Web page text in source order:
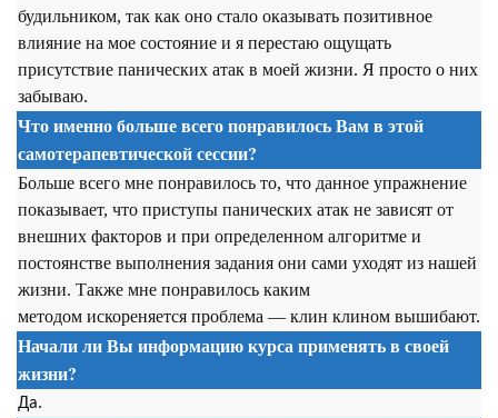
будильником, так как оно стало оказывать позитивное
влияние на мое состояние и я перестаю ощущать
присутствие панических атак в моей жизни. Я просто о них
забываю.
Что именно больше всего понравилось Вам в этой
самотерапевтической сессии?
Больше всего мне понравилось то, что данное упражнение
показывает, что приступы панических атак не зависят от
внешних факторов и при определенном алгоритме и
постоянстве выполнения задания они сами уходят из нашей
жизни. Также мне понравилось каким
методом искореняется проблема — клин клином вышибают.
Начали ли Вы информацию курса применять в своей
жизни?
Да.